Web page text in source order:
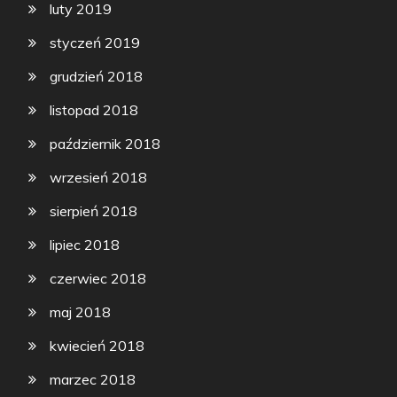
luty 2019
styczeń 2019
grudzień 2018
listopad 2018
październik 2018
wrzesień 2018
sierpień 2018
lipiec 2018
czerwiec 2018
maj 2018
kwiecień 2018
marzec 2018